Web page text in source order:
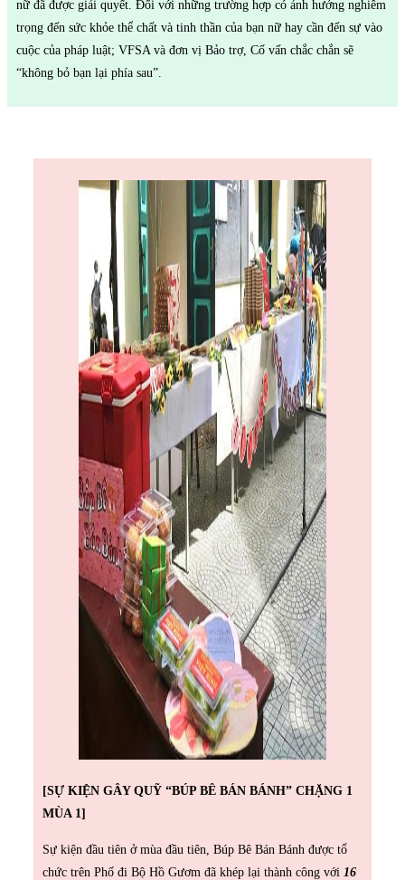
nữ đã được giải quyết. Đối với những trường hợp có ảnh hưởng nghiêm
trọng đến sức khỏe thể chất và tinh thần của bạn nữ hay cần đến sự vào
cuộc của pháp luật; VFSA và đơn vị Bảo trợ, Cố vấn chắc chắn sẽ
“không bỏ bạn lại phía sau”.
[SỰ KIỆN GÂY QUỸ “BÚP BÊ BÁN BÁNH” CHẶNG 1
MÙA 1]
Sự kiện đầu tiên ở mùa đầu tiên, Búp Bê Bán Bánh được tổ
chức trên Phố đi Bộ Hồ Gươm đã khép lại thành công với 16